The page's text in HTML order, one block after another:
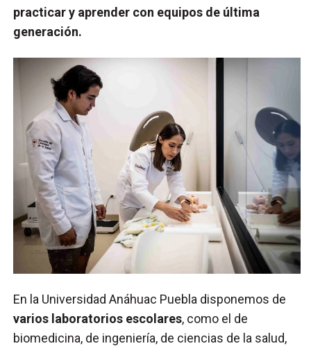
practicar y aprender con equipos de última
generación.
En la Universidad Anáhuac Puebla disponemos de
varios laboratorios escolares, como el de
biomedicina, de ingeniería, de ciencias de la salud,